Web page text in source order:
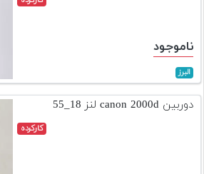
اجاره
دوربین
و
تجهیزات
ناموجود
البرز
دوربین canon 2000d لنز 18_55
کارکرده